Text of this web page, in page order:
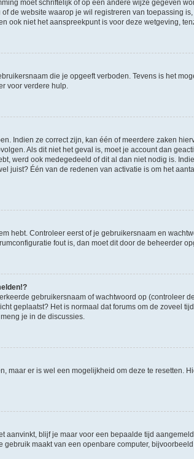
moet schriftelijk of op een andere wijze gegeven
de website waarop je wil registreren van toepassing
ook niet het aanspreekpunt is voor deze wetgeving,
die je opgeeft verboden. Tevens is het
voor verdere hulp.
Indien ze correct zijn, kan één of meerdere zaken
Als dit niet het geval is, moet je account dan
werd ook medegedeeld of dit al dan niet nodig is.
juist? Één van de redenen van activatie is om het
hebt. Controleer eerst of je gebruikersnaam en
fout is, dan moet dit door de beheerder
gebruikersnaam of wachtwoord op (controleer
geplaatst? Het is normaal dat forums om de zoveel
je in de discussies.
maar er is wel een mogelijkheid om deze te resetten.
aanvinkt, blijf je maar voor een bepaalde tijd
maakt van een openbare computer,